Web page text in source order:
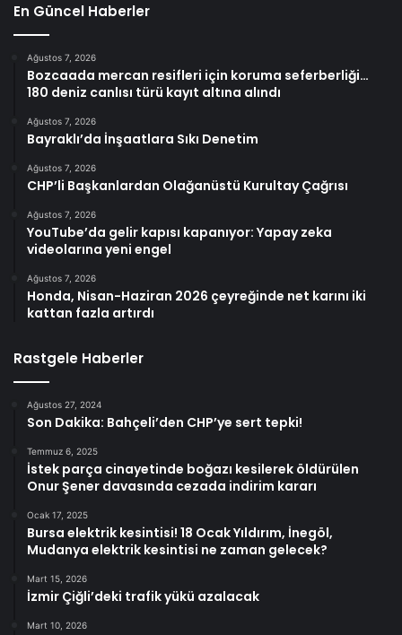
En Güncel Haberler
Ağustos 7, 2026
Bozcaada mercan resifleri için koruma seferberliği…
180 deniz canlısı türü kayıt altına alındı
Ağustos 7, 2026
Bayraklı’da İnşaatlara Sıkı Denetim
Ağustos 7, 2026
CHP’li Başkanlardan Olağanüstü Kurultay Çağrısı
Ağustos 7, 2026
YouTube’da gelir kapısı kapanıyor: Yapay zeka
videolarına yeni engel
Ağustos 7, 2026
Honda, Nisan-Haziran 2026 çeyreğinde net karını iki
kattan fazla artırdı
Rastgele Haberler
Ağustos 27, 2024
Son Dakika: Bahçeli’den CHP’ye sert tepki!
Temmuz 6, 2025
İstek parça cinayetinde boğazı kesilerek öldürülen
Onur Şener davasında cezada indirim kararı
Ocak 17, 2025
Bursa elektrik kesintisi! 18 Ocak Yıldırım, İnegöl,
Mudanya elektrik kesintisi ne zaman gelecek?
Mart 15, 2026
İzmir Çiğli’deki trafik yükü azalacak
Mart 10, 2026